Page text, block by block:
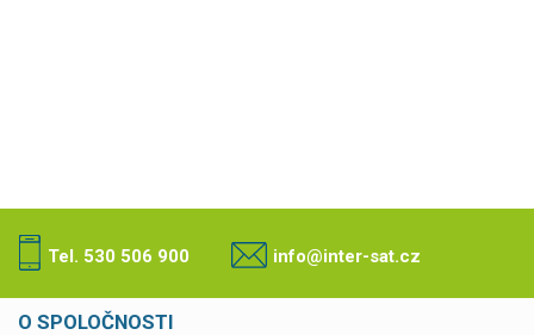
Tel. 530 506 900 info@inter-sat.cz
O SPOLOČNOSTI